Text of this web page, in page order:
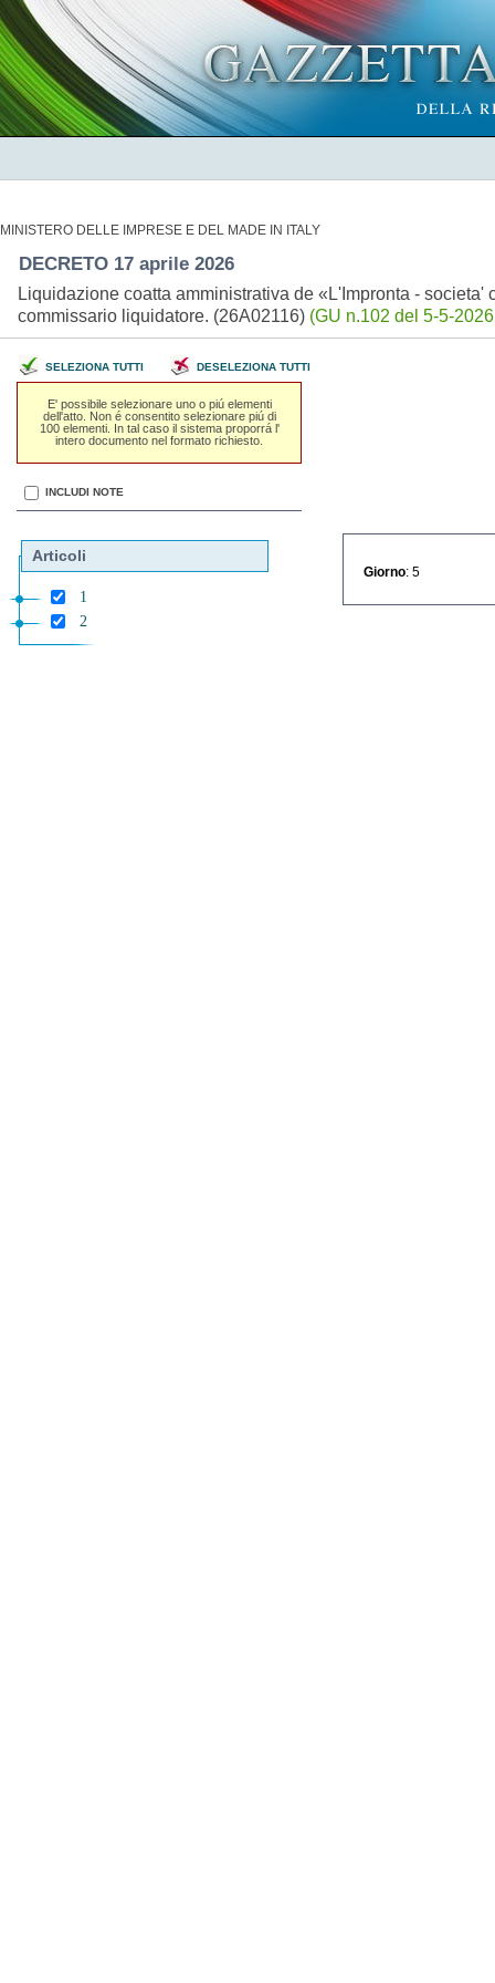
MINISTERO DELLE IMPRESE E DEL MADE IN ITALY
DECRETO 17 aprile 2026
Liquidazione coatta amministrativa de «L'Impronta -
commissario liquidatore. (26A02116) (GU n.102 del 5-5-
SELEZIONA TUTTI DESELEZIONA TUTTI
E' possibile selezionare uno o piú elementi
dell'atto. Non é consentito selezionare piú di
100 elementi. In tal caso il sistema proporrá l'
intero documento nel formato richiesto.
INCLUDI NOTE
Articoli
1
2
Giorno : 5